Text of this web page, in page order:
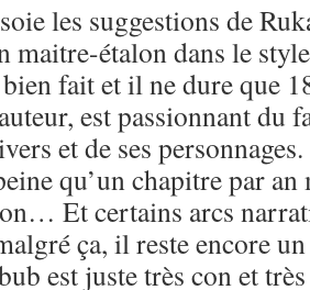
les suggestions de
maitre-étalon dans le
fait et il ne dure que
est passionnant du
et de ses
qu’un chapitre par
Et certains arcs
ça, il reste encore
est juste très con et